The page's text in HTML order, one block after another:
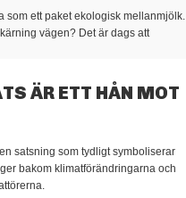
som ett paket ekologisk mellanmjölk.
vägen? Det är dags att
ÄR ETT HÅN MOT
satsning som tydligt symboliserar
bakom klimatförändringarna och